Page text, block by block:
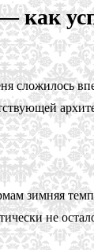
сложилось
не